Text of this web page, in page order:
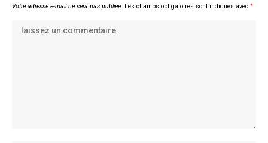
Votre adresse e-mail ne sera pas publiée. Les champs obligatoires sont indiqués avec *